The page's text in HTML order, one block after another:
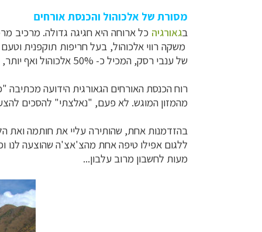
מסורת של אלכוהול והכנסת אורחים
בגאורגיה כל ארוחה היא חגיגה גדולה. מרכיב
משקה רווי אלכוהול, בעל חריפות תוקפנית
של ענבי רסק, המכיל כ- 50% אלכוהול ואף יותר, ומיוצר בדרך כלל בייצור ביתי.
רוח הכנסת האורחים הגאורגית הידועה
מהמזון המוגש. לא פעם, "נאלצתי" להסכים
בהזדמנות אחת, שהותירה עליי את חותמה ואת
ללגום אפילו טיפה אחת מהצ'אצ'ה שהוצעה לנו
מעות לחשבון מרוב עלבון...